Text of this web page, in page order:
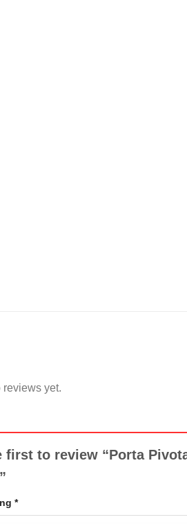
reviews yet.
first to review “Porta
*